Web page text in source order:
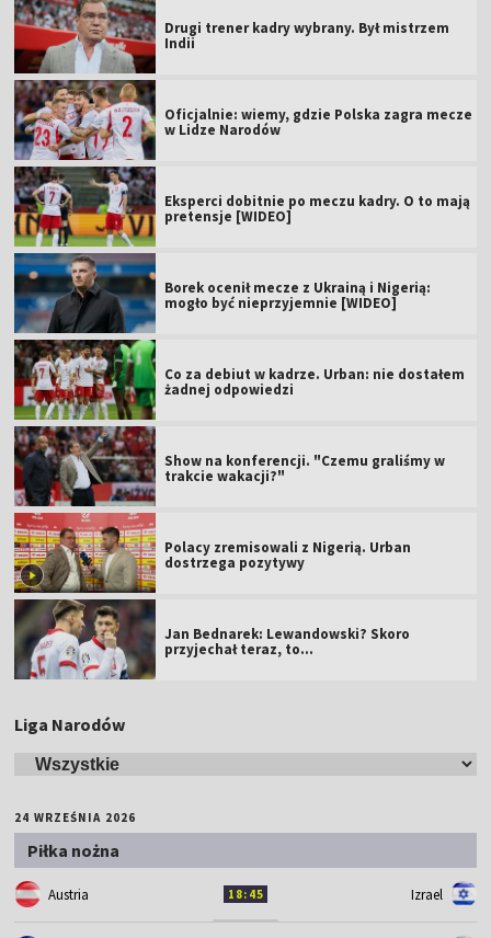
Drugi trener kadry wybrany. Był mistrzem
Indii
Oficjalnie: wiemy, gdzie Polska zagra mecze
w Lidze Narodów
Eksperci dobitnie po meczu kadry. O to mają
pretensje [WIDEO]
Borek ocenił mecze z Ukrainą i Nigerią:
mogło być nieprzyjemnie [WIDEO]
Co za debiut w kadrze. Urban: nie dostałem
żadnej odpowiedzi
Show na konferencji. "Czemu graliśmy w
trakcie wakacji?"
Polacy zremisowali z Nigerią. Urban
dostrzega pozytywy
Jan Bednarek: Lewandowski? Skoro
przyjechał teraz, to…
Liga Narodów
24 WRZEŚNIA 2026
Piłka nożna
Austria 18:45 Izrael